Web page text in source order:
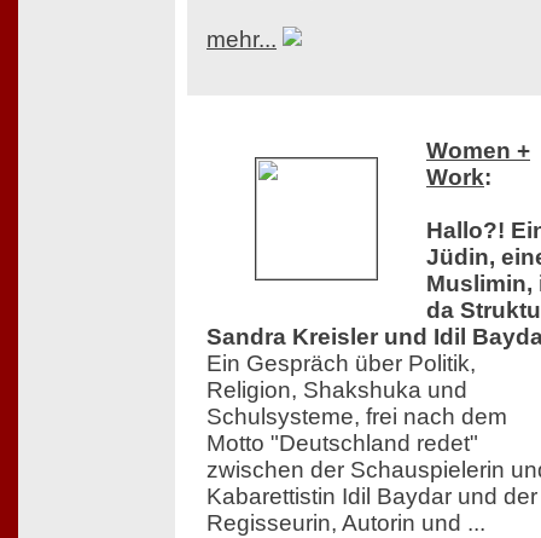
mehr...
Women +
Work:
Hallo?!
Jüdin,
Muslimin,
da
Sandra Kreisler und Idil
Ein Gespräch über Politik,
Religion, Shakshuka und
Schulsysteme, frei nach dem
Motto "Deutschland redet"
zwischen der Schauspielerin
Kabarettistin Idil Baydar und der
Regisseurin, Autorin und ...